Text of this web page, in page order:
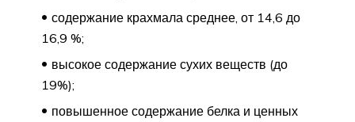
содержание крахмала среднее, от 14,6 до
16,9 %;
высокое содержание сухих веществ (до
19%);
повышенное содержание белка и ценных